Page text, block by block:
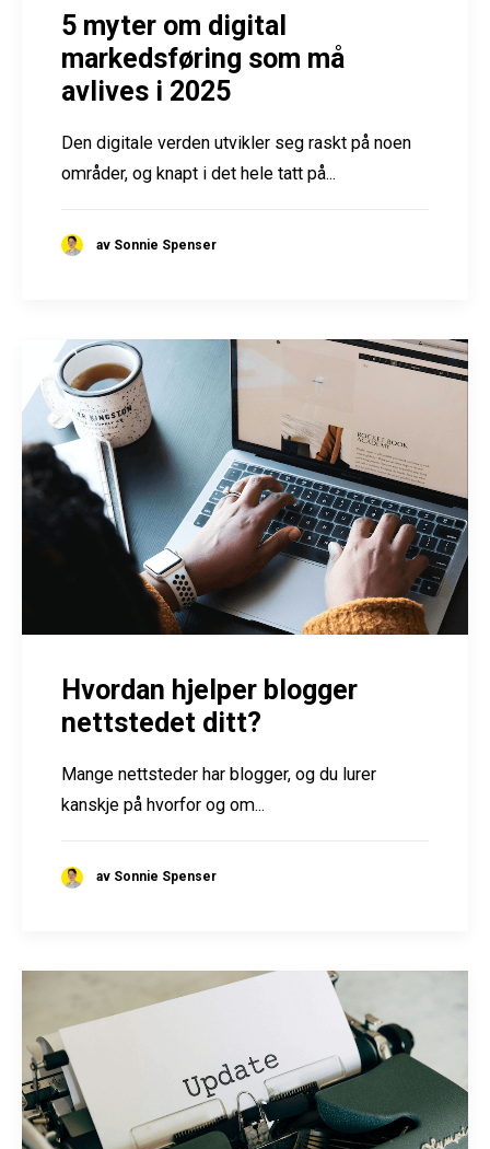
5 myter om digital
markedsføring som må
avlives i 2025
Den digitale verden utvikler seg raskt på noen
områder, og knapt i det hele tatt på...
av Sonnie Spenser
Hvordan hjelper blogger
nettstedet ditt?
Mange nettsteder har blogger, og du lurer
kanskje på hvorfor og om...
av Sonnie Spenser